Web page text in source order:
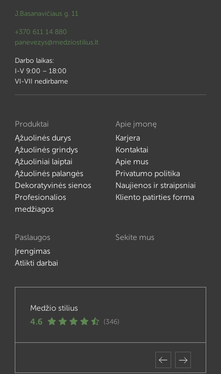
J.Basanavičiaus g. 11
+370 611 14 880
panevezys@medziostilius.lt
Darbo laikas:
I-V 9:00 – 18:00
VI-VII nedirbame
Produktai
Ąžuolinės durys
Ąžuolinės grindys
Ąžuoliniai laiptai
Ąžuolinės palangės
Dekoratyvinės sienos
Profesionalios
medžiagos
Apie įmonę
Karjera
Kontaktai
Apie mus
Privatumo politika
Naujienos ir straipsniai
Kliento patirties forma
Paslaugos
Įrengimas
Atlikti darbai
Sekite mus
Medžio stilius
4.6 (346)